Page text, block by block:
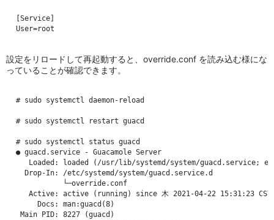
[Service]
設定をリロードして再起動すると、override.conf を読み込む様にな
っていることが確認できます。
# sudo systemctl daemon-reload
# sudo systemctl restart guacd
# sudo systemctl status guacd
● guacd.service - Guacamole Server
Loaded: loaded (/usr/lib/systemd/system/guacd.service;
  Drop-In: /etc/systemd/system/guacd.service.d
           └─override.conf
Active: active (running) since 木 2021-04-22 15:31:23
     Docs: man:guacd(8)
Main PID: 8227 (guacd)